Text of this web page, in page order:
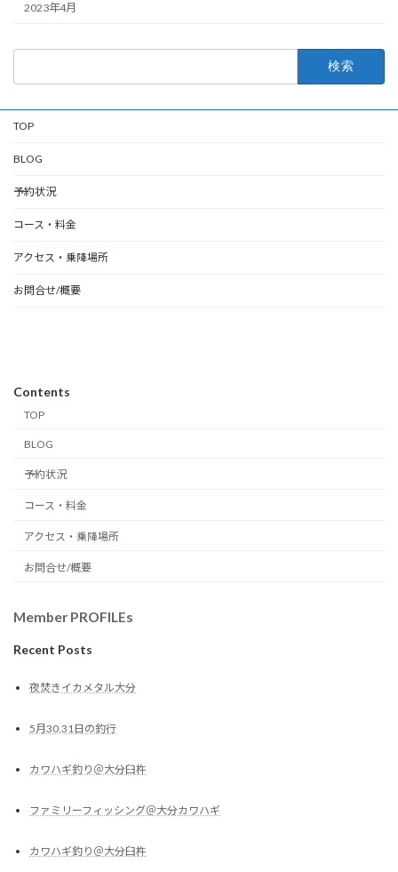
2023年4月
TOP
BLOG
予約状況
コース・料金
アクセス・乗降場所
お問合せ/概要
Contents
TOP
BLOG
予約状況
コース・料金
アクセス・乗降場所
お問合せ/概要
Member PROFILEs
Recent Posts
夜焚きイカメタル大分
5月30,31日の釣行
カワハギ釣り＠大分臼杵
ファミリーフィッシング＠大分カワハギ
カワハギ釣り＠大分臼杵